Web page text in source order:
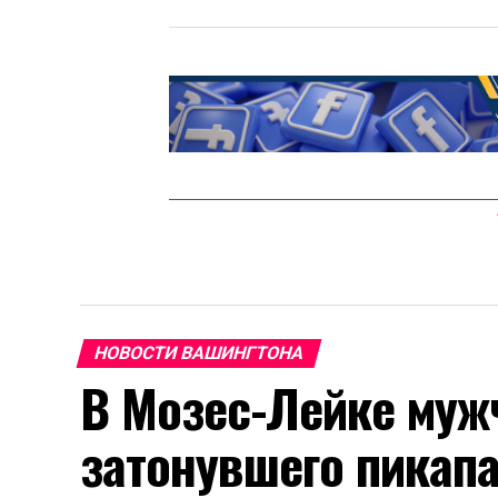
НОВОСТИ ВАШИНГТОНА
В Мозес-Лейке
затонувшего